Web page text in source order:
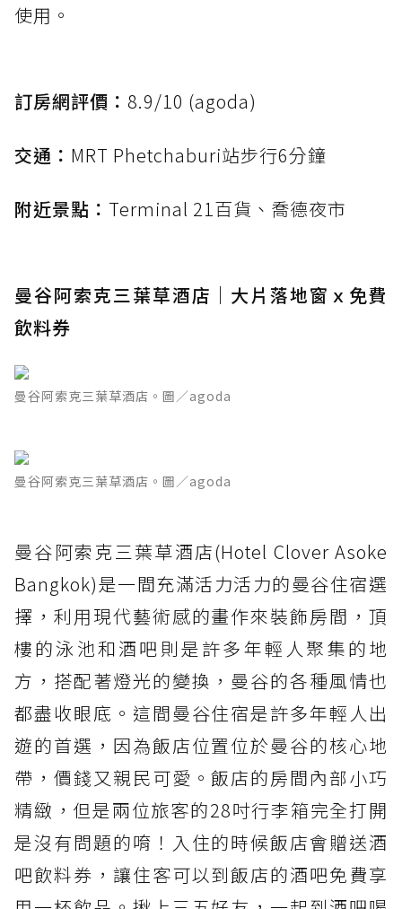
使用。
訂房網評價： 8.9/10 (agoda)
交通： MRT Phetchaburi站步行6分鐘
附近景點： Terminal 21百貨、喬德夜市
曼谷阿索克三葉草酒店｜大片落地窗ｘ免費
飲料券
曼谷阿索克三葉草酒店。圖／agoda
曼谷阿索克三葉草酒店。圖／agoda
曼谷阿索克三葉草酒店(Hotel Clover Asoke
Bangkok)是一間充滿活力活力的曼谷住宿選
擇，利用現代藝術感的畫作來裝飾房間，頂
樓的泳池和酒吧則是許多年輕人聚集的地
方，搭配著燈光的變換，曼谷的各種風情也
都盡收眼底。這間曼谷住宿是許多年輕人出
遊的首選，因為飯店位置位於曼谷的核心地
帶，價錢又親民可愛。飯店的房間內部小巧
精緻，但是兩位旅客的28吋行李箱完全打開
是沒有問題的唷！入住的時候飯店會贈送酒
吧飲料券，讓住客可以到飯店的酒吧免費享